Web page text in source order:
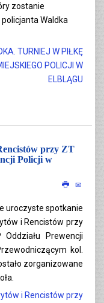
zostanie
Waldka
TURNIEJ W PIŁKĘ
POLICJI W
ELBLĄGU
przy ZT
Policji w
uroczyste spotkanie
i Rencistów przy
Prewencji
kol.
zorganizowane
i Rencistów przy